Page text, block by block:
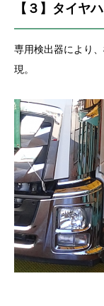
【３】タイヤ
専用検出器により
現。